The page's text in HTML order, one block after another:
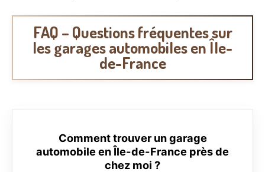
FAQ – Questions fréquentes sur
les garages automobiles en Île-
de-France
Comment trouver un garage
automobile en Île-de-France près de
chez moi ?